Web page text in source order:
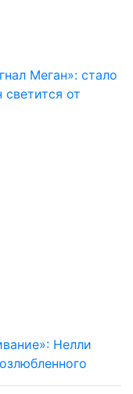
Меган»: стало
от
Нелли